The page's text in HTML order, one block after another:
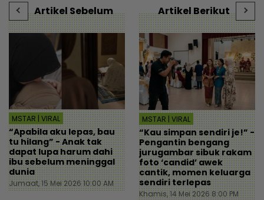
Artikel Sebelum
MSTAR | VIRAL
“Apabila aku lepas, bau
tu hilang” - Anak tak
dapat lupa harum dahi
ibu sebelum meninggal
dunia
Jumaat, 15 Mei 2026 10:00 AM
Artikel Berikut
MSTAR | VIRAL
“Kau simpan sendiri je!” -
Pengantin bengang
jurugambar sibuk rakam
foto ‘candid’ awek
cantik, momen keluarga
sendiri terlepas
Khamis, 14 Mei 2026 8:00 PM